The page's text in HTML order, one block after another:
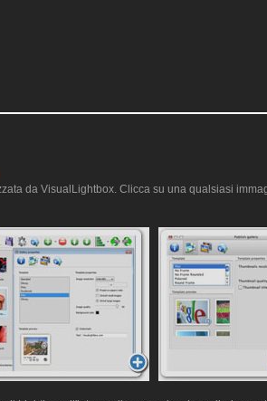
da VisualLightbox. Clicca su una qualsiasi